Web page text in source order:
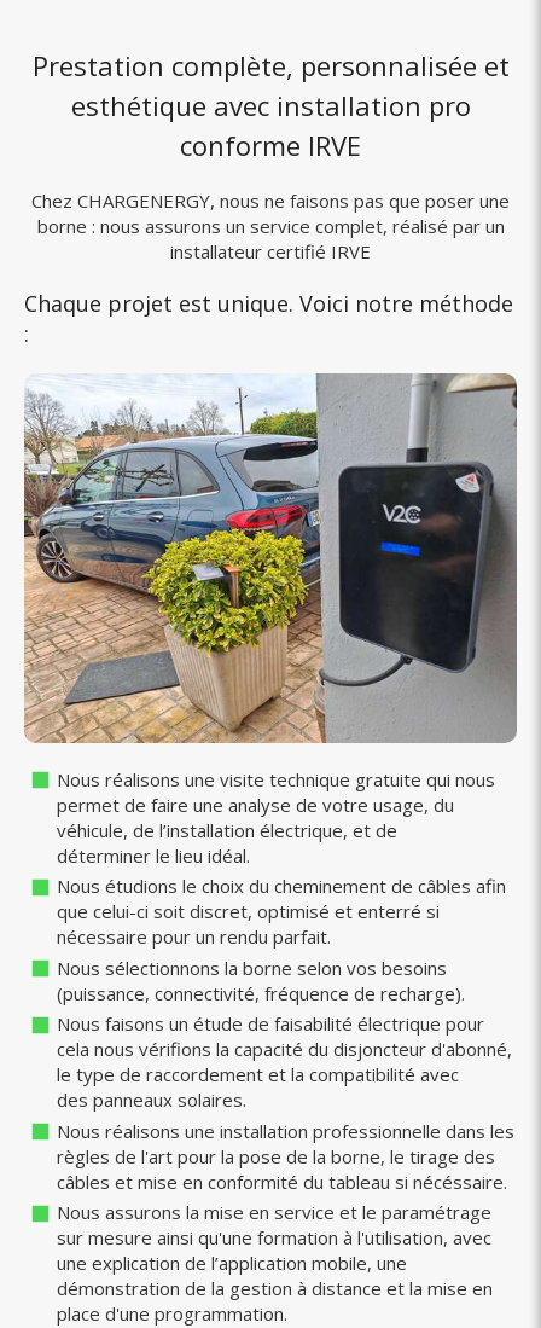
Prestation complète, personnalisée et
esthétique avec installation pro
conforme IRVE
Chez CHARGENERGY, nous ne faisons pas que poser une
borne : nous assurons un service complet, réalisé par un
installateur certifié IRVE
Chaque projet est unique. Voici notre méthode
:
Nous réalisons une visite technique gratuite qui nous
permet de faire une analyse de votre usage, du
véhicule, de l’installation électrique, et de
déterminer le lieu idéal.
️Nous étudions le choix du cheminement de câbles afin
que celui-ci soit discret, optimisé et enterré si
nécessaire pour un rendu parfait.
Nous sélectionnons la borne selon vos besoins
(puissance, connectivité, fréquence de recharge).
Nous faisons un étude de faisabilité électrique pour
cela nous vérifions la capacité du disjoncteur d'abonné,
le type de raccordement et la compatibilité avec
des panneaux solaires.
Nous réalisons une installation professionnelle dans les
règles de l'art pour la pose de la borne, le tirage des
câbles et mise en conformité du tableau si nécéssaire.
Nous assurons la mise en service et le paramétrage
sur mesure ainsi qu'une formation à l'utilisation, avec
une explication de l’application mobile, une
démonstration de la gestion à distance et la mise en
place d'une programmation.